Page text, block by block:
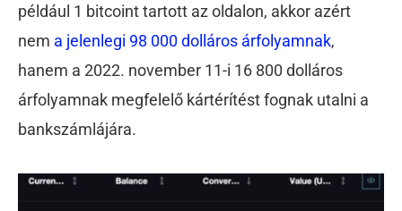
például 1 bitcoint tartott az oldalon, akkor azért
nem a jelenlegi 98 000 dolláros árfolyamnak,
hanem a 2022. november 11-i 16 800 dolláros
árfolyamnak megfelelő kártérítést fognak utalni a
bankszámlájára.